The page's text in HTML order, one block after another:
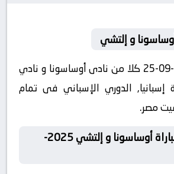
و إلتشي
يلتقى اليوم 2025-09-25 كلا من نادى أوساسونا و نادي
الدوري الإسباني فى تمام
معلومات عن مباراة أوساسونا و إلتشي 2025-